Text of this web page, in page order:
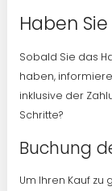
Haben
Sobald Sie das
haben,
inklusive der
Schritte?
Buchung
Um Ihren Kauf